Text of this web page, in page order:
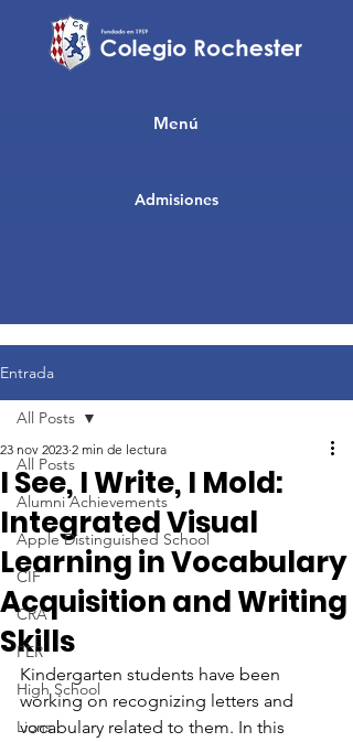
Admisiones
Menú
Entrada
All Posts
Alumni Achievements
Apple Distinguished School
CIF
CRA
FER
High School
Lions
All Posts
I See, I Write, I Mold:
Integrated Visual
Learning in Vocabulary
Acquisition and Writing
Skills
23 nov 2023 2 min de lectura
Kindergarten students have been
working on recognizing letters and
vocabulary related to them. In this